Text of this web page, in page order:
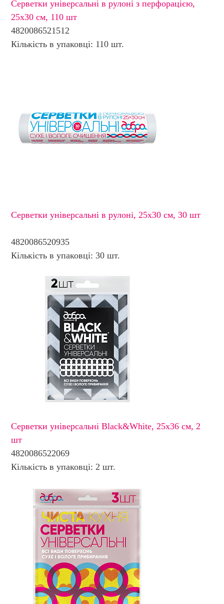
Серветки універсальні в рулоні з перфорацією,
25х30 см, 110 шт
4820086521512
Кількість в упаковці: 110 шт.
Серветки універсальні в рулоні, 25х30 см, 30 шт
4820086520935
Кількість в упаковці: 30 шт.
Серветки універсальні Black&White, 25х36 см, 2
шт
4820086522069
Кількість в упаковці: 2 шт.